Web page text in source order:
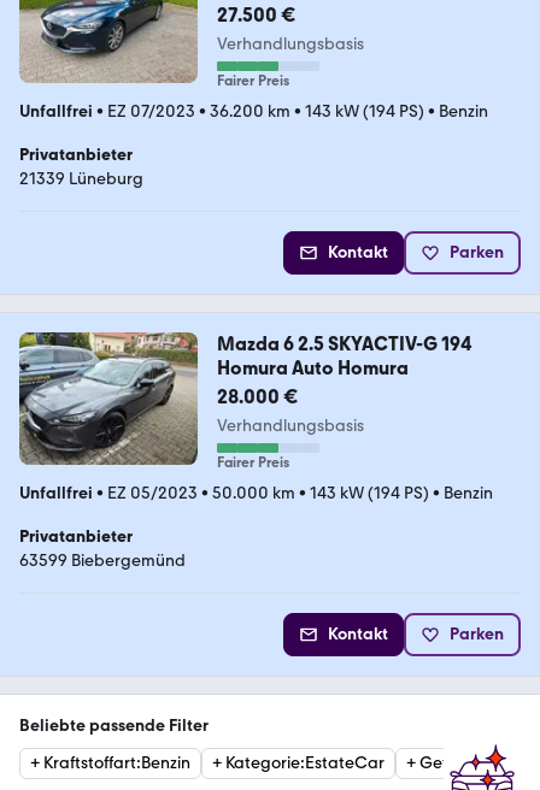
27.500 €
Verhandlungsbasis
Fairer Preis
Unfallfrei • EZ 07/2023 • 36.200 km • 143 kW (194 PS) • Benzin
Privatanbieter
21339 Lüneburg
Kontakt Parken
Mazda 6 2.5 SKYACTIV-G 194
Homura Auto Homura
28.000 €
Verhandlungsbasis
Fairer Preis
Unfallfrei • EZ 05/2023 • 50.000 km • 143 kW (194 PS) • Benzin
Privatanbieter
63599 Biebergemünd
Kontakt Parken
Beliebte passende Filter
+ Kraftstoffart:Benzin + Kategorie:EstateCar +Getriebe: